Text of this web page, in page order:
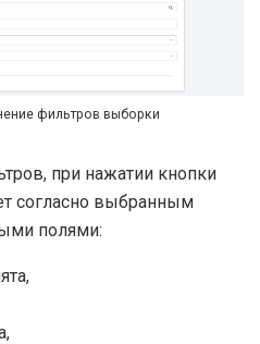
фильтров выборки
при нажатии кнопки
согласно выбранным
полями: